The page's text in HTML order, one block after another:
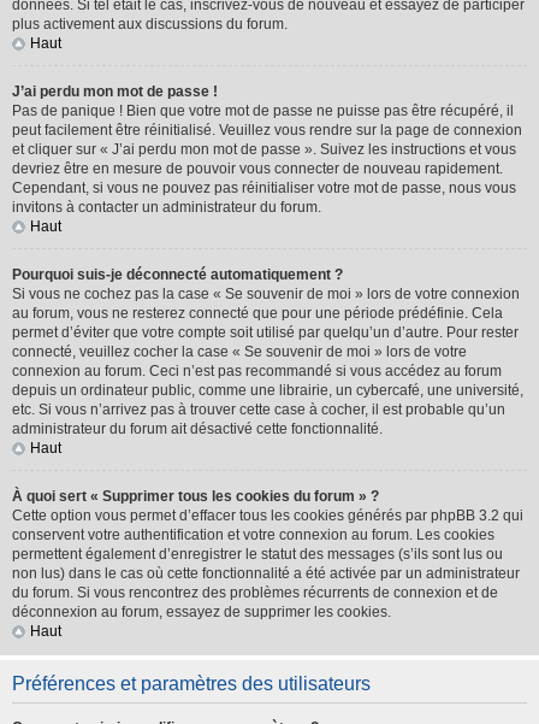
données. Si tel était le cas, inscrivez-vous de nouveau et essayez de participer
plus activement aux discussions du forum.
Haut
J’ai perdu mon mot de passe !
Pas de panique ! Bien que votre mot de passe ne puisse pas être récupéré, il
peut facilement être réinitialisé. Veuillez vous rendre sur la page de connexion
et cliquer sur « J’ai perdu mon mot de passe ». Suivez les instructions et vous
devriez être en mesure de pouvoir vous connecter de nouveau rapidement.
Cependant, si vous ne pouvez pas réinitialiser votre mot de passe, nous vous
invitons à contacter un administrateur du forum.
Haut
Pourquoi suis-je déconnecté automatiquement ?
Si vous ne cochez pas la case « Se souvenir de moi » lors de votre connexion
au forum, vous ne resterez connecté que pour une période prédéfinie. Cela
permet d’éviter que votre compte soit utilisé par quelqu’un d’autre. Pour rester
connecté, veuillez cocher la case « Se souvenir de moi » lors de votre
connexion au forum. Ceci n’est pas recommandé si vous accédez au forum
depuis un ordinateur public, comme une librairie, un cybercafé, une université,
etc. Si vous n’arrivez pas à trouver cette case à cocher, il est probable qu’un
administrateur du forum ait désactivé cette fonctionnalité.
Haut
À quoi sert « Supprimer tous les cookies du forum » ?
Cette option vous permet d’effacer tous les cookies générés par phpBB 3.2 qui
conservent votre authentification et votre connexion au forum. Les cookies
permettent également d’enregistrer le statut des messages (s’ils sont lus ou
non lus) dans le cas où cette fonctionnalité a été activée par un administrateur
du forum. Si vous rencontrez des problèmes récurrents de connexion et de
déconnexion au forum, essayez de supprimer les cookies.
Haut
Préférences et paramètres des utilisateurs